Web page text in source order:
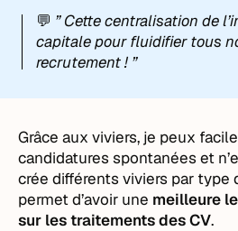
💬 ” Cette centralisation de
capitale pour fluidifier tous
recrutement ! ”
Grâce aux viviers, je peux
candidatures spontanées et
crée différents viviers par type
permet d’avoir une meilleure
sur les traitements des CV.